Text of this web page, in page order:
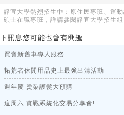
靜宜大學熱烈招生中：原住民專班、運
碩士在職專班，詳請參閱靜宜大學招生組
買賣新舊車專人服務
拓荒者休閒用品史上最強出清活動
週年慶 燙染護髮大預購
這周六 實戰系統化交易分享會!